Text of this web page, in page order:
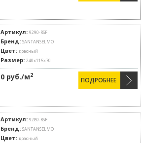
Артикул: 9290-RSF
Бренд: SANTANSELMO
Цвет: красный
Размер: 240x115x70
0 руб./м2
ПОДРОБНЕЕ
Артикул: 9289-RSF
Бренд: SANTANSELMO
Цвет: красный